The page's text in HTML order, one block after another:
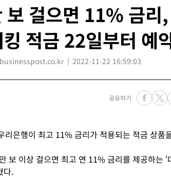
보 걸으면 11% 금리
적금 22일부터 예
2022-11-22 16:59:03
공유하기
리은행이 최고 11% 금리가 적용되는 적금 상품
보 이상 걸으면 최고 연 11% 금리를 제공하는 ‘
다.